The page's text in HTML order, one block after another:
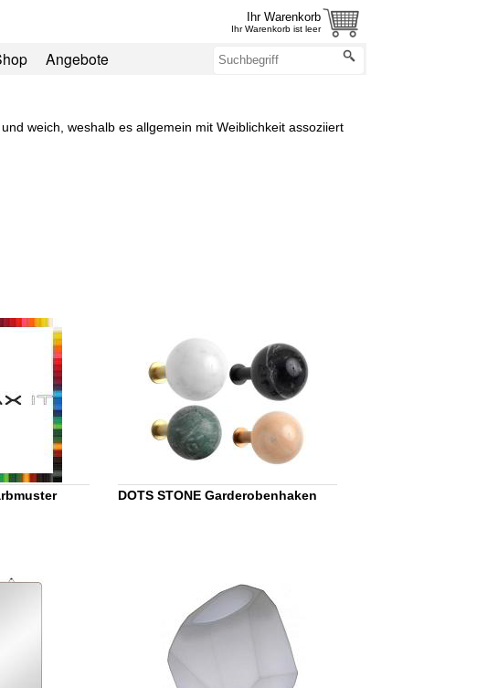
Ihr Warenkorb
Ihr Warenkorb ist leer
Angebote
weich, weshalb es allgemein mit Weiblichkeit assoziiert
DOTS STONE Garderobenhaken